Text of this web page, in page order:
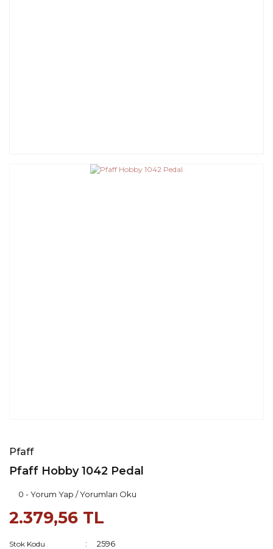
Pfaff
Pfaff Hobby 1042 Pedal
0 - Yorum Yap / Yorumları Oku
2.379,56 TL
Stok Kodu 2596